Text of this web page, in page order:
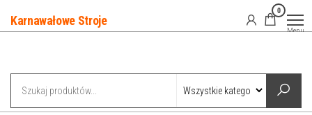
do
Karnawałowe Stroje
0
Menu